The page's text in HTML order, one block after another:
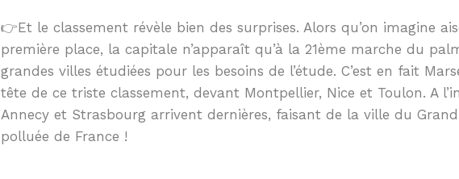
👉Et le classement révèle bien des surprises. Alors qu’on imagine
première place, la capitale n’apparaît qu’à la 21ème marche du
grandes villes étudiées pour les besoins de l’étude. C’est en fait
tête de ce triste classement, devant Montpellier, Nice et Toulon. A
Annecy et Strasbourg arrivent dernières, faisant de la ville du
polluée de France !